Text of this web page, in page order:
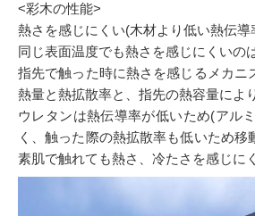
<彩木の性能>
熱さを感じにくい(木材より低い熱伝導
同じ表面温度でも熱さを感じにくいの
指先で触った時に熱さを感じるメカニ
熱量と熱拡散率と、指先の熱容量によ
ウレタンは熱伝導率が低いため(アル
く、触った際の熱拡散率も低いため移
素肌で触れても熱さ、冷たさを感じに